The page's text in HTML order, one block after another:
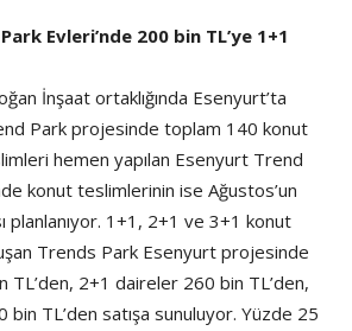
Evleri’nde 200 bin TL’ye 1+1
İnşaat ortaklığında Esenyurt’ta
Park projesinde toplam 140 konut
hemen yapılan Esenyurt Trend
konut teslimlerinin ise Ağustos’un
planlanıyor. 1+1, 2+1 ve 3+1 konut
Trends Park Esenyurt projesinde
TL’den, 2+1 daireler 260 bin TL’den,
TL’den satışa sunuluyor. Yüzde 25